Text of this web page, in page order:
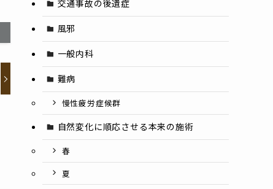
交通事故の後遺症
風邪
一般内科
難病
慢性疲労症候群
自然変化に順応させる本来の施術
春
夏